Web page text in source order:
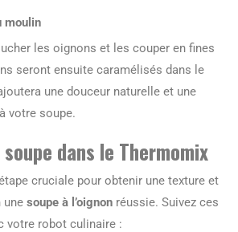
moulin
les oignons et les couper en fines
seront ensuite caramélisés dans le
une douceur naturelle et une
votre soupe.
dans le Thermomix
cruciale pour obtenir une texture et
une soupe à l’oignon réussie. Suivez ces
votre robot culinaire :